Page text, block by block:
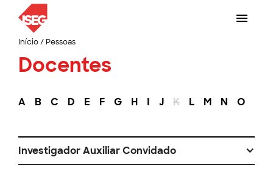
Início/ Pessoas
Docentes
A B C D E F G H I J K L M N O
Investigador Auxiliar Convidado